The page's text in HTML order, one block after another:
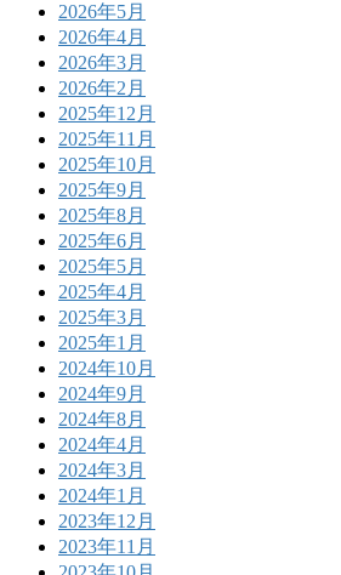
2026年5月
2026年4月
2026年3月
2026年2月
2025年12月
2025年11月
2025年10月
2025年9月
2025年8月
2025年6月
2025年5月
2025年4月
2025年3月
2025年1月
2024年10月
2024年9月
2024年8月
2024年4月
2024年3月
2024年1月
2023年12月
2023年11月